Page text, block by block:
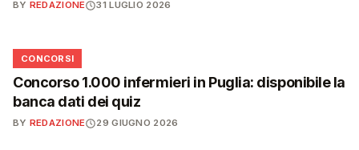
BY REDAZIONE 31 LUGLIO 2026
📋
CONCORSI
Concorso 1.000 infermieri in Puglia: disponibile la
banca dati dei quiz
BY REDAZIONE 29 GIUGNO 2026